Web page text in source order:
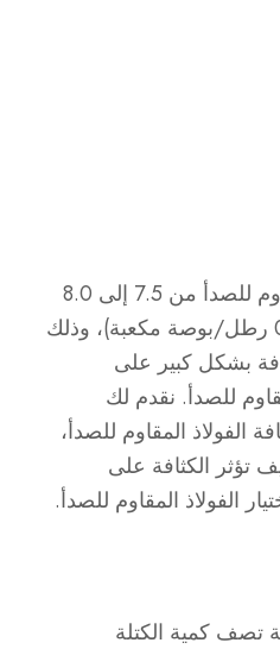
تتراوح كثافة الفولاذ المقاوم للصدأ من 7.5 إلى 8.0
جم/سم3 (0.27 إلى 0.29 رطل/بوصة مكعبة)، وذلك
بشكل كبير على
للصدأ. نقدم لك
المقاوم للصدأ،
تؤثر الكثافة على
الفولاذ المقاوم للصدأ.
تصف كمية الكتلة